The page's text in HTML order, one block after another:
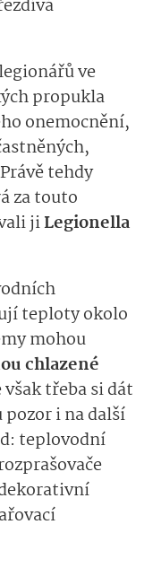
ve
propukla
onemocnění,
tehdy
za touto
jiLegionella
teploty okolo
mohou
chlazené
třeba si dát
i na další
teplovodní